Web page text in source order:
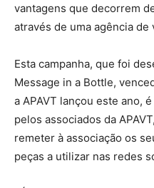
vantagens que decorrem
através de uma agência de
Esta campanha, que foi
Message in a Bottle,
a APAVT lançou este ano,
pelos associados da
remeter à associação os
peças a utilizar nas redes